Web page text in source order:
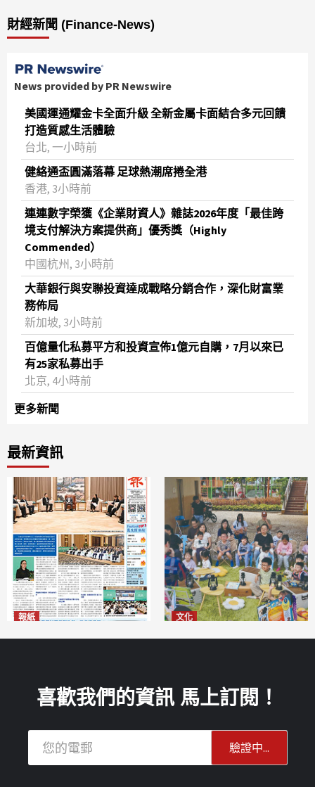
財經新聞 (Finance-News)
News provided by PR Newswire
美國運通耀金卡全面升級 全新金屬卡面結合多元回饋
打造質感生活體驗
台北, 一小時前
健絡通盃圓滿落幕 足球熱潮席捲全港
香港, 3小時前
連連數字榮獲《企業財資人》雜誌2026年度「最佳跨
境支付解決方案提供商」優秀獎（Highly
Commended）
中國杭州, 3小時前
大華銀行與安聯投資達成戰略分銷合作，深化財富業
務佈局
新加坡, 3小時前
百億量化私募平方和投資宣佈1億元自購，7月以來已
有25家私募出手
北京, 4小時前
更多新聞
最新資訊
報紙 文化
喜歡我們的資訊 馬上訂閱！